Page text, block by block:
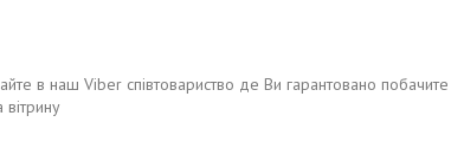
в наш Viber співтовариство де Ви гарантовано побачите